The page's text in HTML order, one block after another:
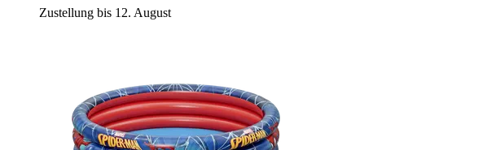
Zustellung bis 12. August